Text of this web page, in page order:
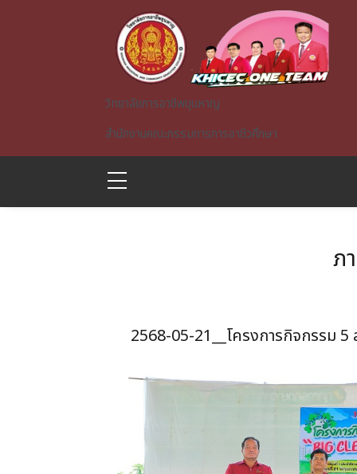
วิทยาลัยการอาชีพขุนหาญ
สำนักงานคณะกรรมการการอาชีวศึกษา
ภ
2568-05-21__โครงการกิจกรรม